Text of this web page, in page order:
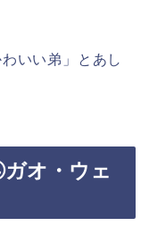
いい弟」とあし
オ・ウェ